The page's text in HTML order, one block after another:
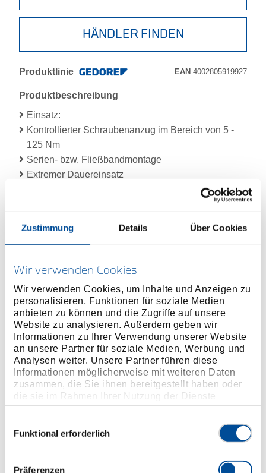
Zustimmung Details Über Cookies
Wir verwenden Cookies
Wir verwenden Cookies, um Inhalte und Anzeigen zu
personalisieren, Funktionen für soziale Medien
anbieten zu können und die Zugriffe auf unsere
Website zu analysieren. Außerdem geben wir
Informationen zu Ihrer Verwendung unserer Website
an unsere Partner für soziale Medien, Werbung und
Analysen weiter. Unsere Partner führen diese
Informationen möglicherweise mit weiteren Daten
zusammen, die Sie ihnen bereitgestellt haben oder
die sie im Rahmen Ihrer Nutzung der Dienste
gesammelt haben. Unsere vollständige
Funktional erforderlich
Präferenzen
HÄNDLER FINDEN
Produktlinie EAN 4002805919927
Produktbeschreibung
Einsatz:
Kontrollierter Schraubenanzug im Bereich von 5 -
125 Nm
Serien- bzw. Fließbandmontage
Extremer Dauereinsatz
Festeinstellbarer Drehmomentschlüssel - ohne
1/4", 3/8" oder 1/2" Vierkantantrieb mit
Kugelsicherung
Mit integrierter Knarrenfunktion für den kontrollierten
Auslösegenauigkeit: +/- 4 % Toleranz vom
eingestellten Wert (TSN 5/45 und TSN 10/90 +/- 6 %
Toleranz)
Ausführung nach DIN EN ISO 6789, rückführbar auf
Nationale Normale
Präzisions-Mechanismus gleitet bei Erreichen des
eingestellten Wertes deutlich spürbar und hörbar
KLICK durch - ein Überziehen ist nicht möglich